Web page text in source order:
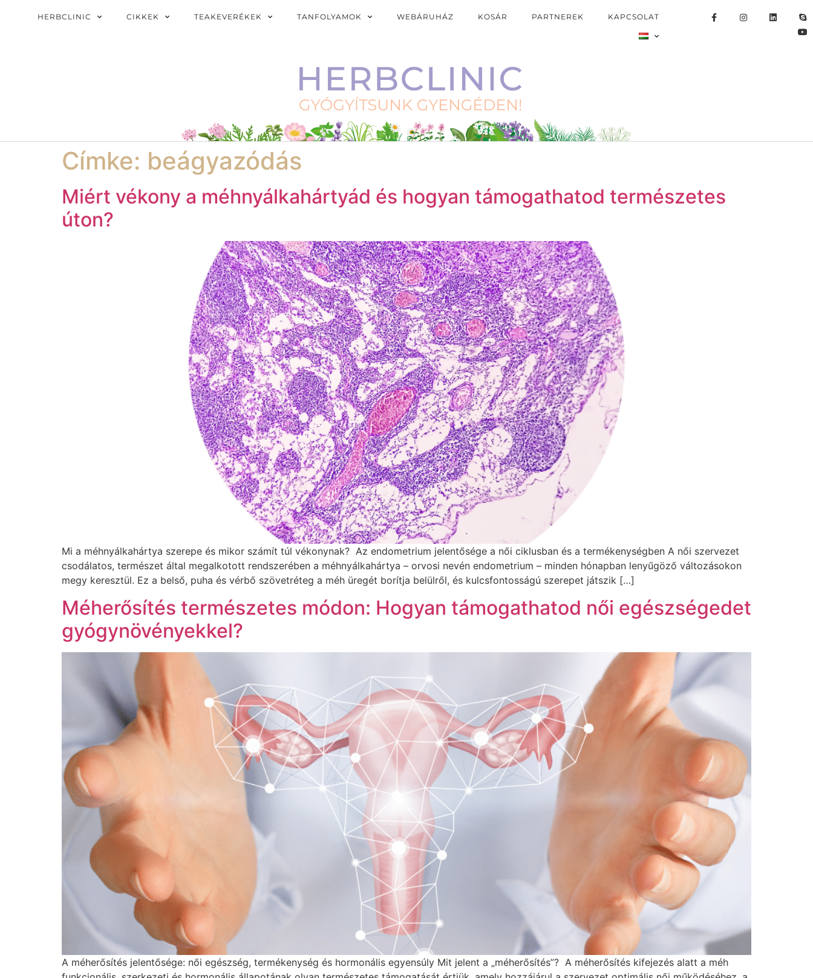
HERBCLINIC CIKKEK TEAKEVERÉKEK TANFOLYAMOK WEBÁRUHÁZ KOSÁR PARTNEREK KAPCSOLAT
Címke: beágyazódás
Miért vékony a méhnyálkahártyád és hogyan támogathatod természetes
úton?
Mi a méhnyálkahártya szerepe és mikor számít túl vékonynak? Az endometrium jelentősége a női ciklusban és a termékenységben A női szervezet
csodálatos, természet által megalkotott rendszerében a méhnyálkahártya – orvosi nevén endometrium – minden hónapban lenyűgöző változásokon
megy keresztül. Ez a belső, puha és vérbő szövetréteg a méh üregét borítja belülről, és kulcsfontosságú szerepet játszik […]
Méherősítés természetes módon: Hogyan támogathatod női egészségedet
gyógynövényekkel?
A méherősítés jelentősége: női egészség, termékenység és hormonális egyensúly Mit jelent a „méherősítés”? A méherősítés kifejezés alatt a méh